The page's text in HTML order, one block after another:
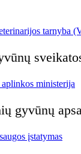
tarnyba
ministerija
gyvūnų
įstatymas